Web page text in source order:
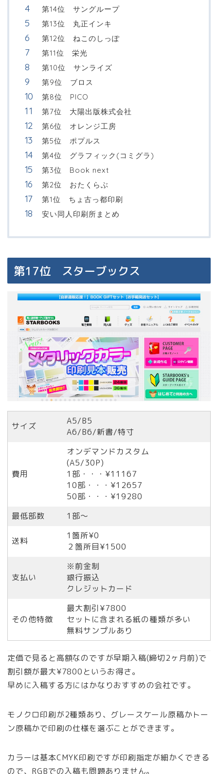
第14位 サングループ
第13位 丸正インキ
第12位 ねこのしっぽ
第11位 栄光
第10位 サンライズ
第9位 ブロス
第8位 PICO
第7位 大陽出版株式会社
第6位 オレンジ工房
第5位 ポプルス
第4位 グラフィック(コミグラ)
第3位 Book next
第2位 おたくらぶ
第1位 ちょ古っ都印刷
安い同人印刷所まとめ
第17位 スターブックス
サイズ
A5/B5
A6/B6/新書/特寸
費用
オンデマンドカスタム
(A5/30P)
1部・・・¥11167
10部・・・¥12657
50部・・・¥19280
最低部数
1部〜
送料
1箇所¥0
２箇所目¥1500
支払い
※前金制
銀行振込
クレジットカード
その他特徴
最大割引¥7800
セットに含まれる紙の種類が多い
無料サンプルあり
定価で見ると高額なのですが早期入稿(締切2ヶ月前)で
割引額が最大¥7800というお得さ。
早めに入稿する方にはかなりおすすめの会社です。
モノクロ印刷が2種類あり、グレースケール原稿かトー
ン原稿かで印刷の仕様を選ぶことができます。
カラーは基本CMYK印刷ですが印刷指定が細かくできる
ので、RGBでの入稿も問題ありません。